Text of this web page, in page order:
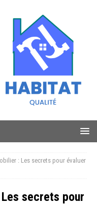
: Les secrets pour évaluer
secrets pour